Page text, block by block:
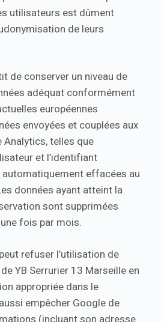
utilisateurs est dûment
de leurs
de conserver un niveau de
adéquat conformément
européennes
envoyées et couplées aux
telles que
et l’identifiant
effacées au
données ayant atteint la
sont supprimées
fois par mois.
refuser l’utilisation de
YB Serrurier 13 Marseille en
appropriée dans le
empêcher Google de